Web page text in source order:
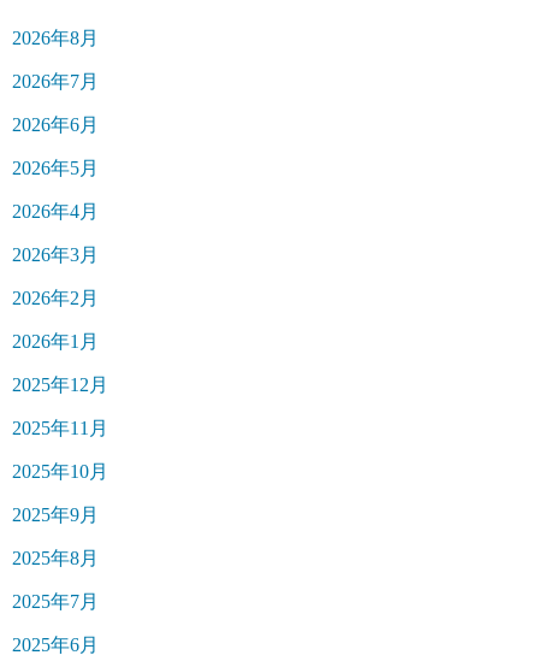
2026年8月
2026年7月
2026年6月
2026年5月
2026年4月
2026年3月
2026年2月
2026年1月
2025年12月
2025年11月
2025年10月
2025年9月
2025年8月
2025年7月
2025年6月